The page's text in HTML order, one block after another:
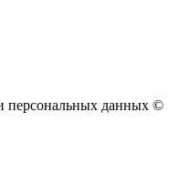
персональных данных ©